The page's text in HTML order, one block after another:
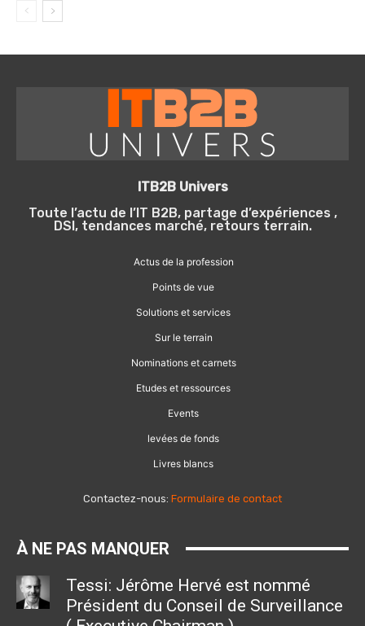
ITB2B Univers
Toute l’actu de l’IT B2B, partage d’expériences ,
DSI, tendances marché, retours terrain.
Actus de la profession
Points de vue
Solutions et services
Sur le terrain
Nominations et carnets
Etudes et ressources
Events
levées de fonds
Livres blancs
Contactez-nous: Formulaire de contact
À NE PAS MANQUER
Tessi: Jérôme Hervé est nommé
Président du Conseil de Surveillance